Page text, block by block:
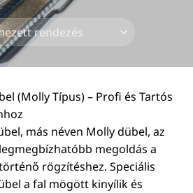
(Molly Típus) – Profi és Tartós
más néven Molly dübel, az
megoldás a
rögzítéshez. Speciális
a fal mögött kinyílik és